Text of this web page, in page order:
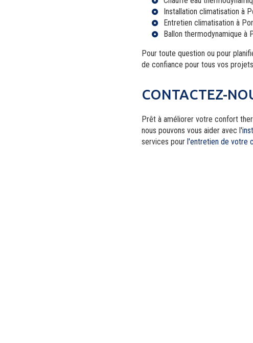
Installation climatisation à
Entretien climatisation à
Ballon thermodynamique à
Pour toute question ou pour
de confiance pour tous vos
CONTACTEZ-
Prêt à améliorer votre confort
nous pouvons vous aider avec l'
services pour l'entretien de votre